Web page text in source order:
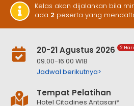
Kelas akan dijalankan bila
ada 2 peserta yang
20-21 Agustus 2026 2 Hari
09.00-16.00 WIB
Jadwal berikutnya>
Tempat Pelatihan
Hotel Citadines Antasari*